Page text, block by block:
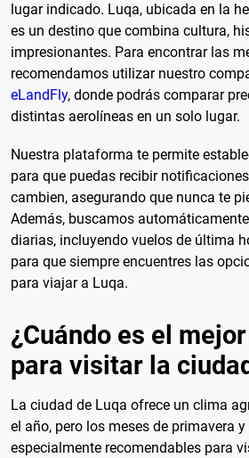
lugar indicado. Luqa, ubicada en la
es un destino que combina cultura,
impresionantes. Para encontrar las
recomendamos utilizar nuestro
eLandFly, donde podrás comparar
distintas aerolíneas en un solo lugar.
Nuestra plataforma te permite
para que puedas recibir
cambien, asegurando que nunca te
Además, buscamos
diarias, incluyendo vuelos de última
para que siempre encuentres las
para viajar a Luqa.
¿Cuándo es el
para visitar la
La ciudad de Luqa ofrece un clima
el año, pero los meses de primavera
especialmente recomendables para